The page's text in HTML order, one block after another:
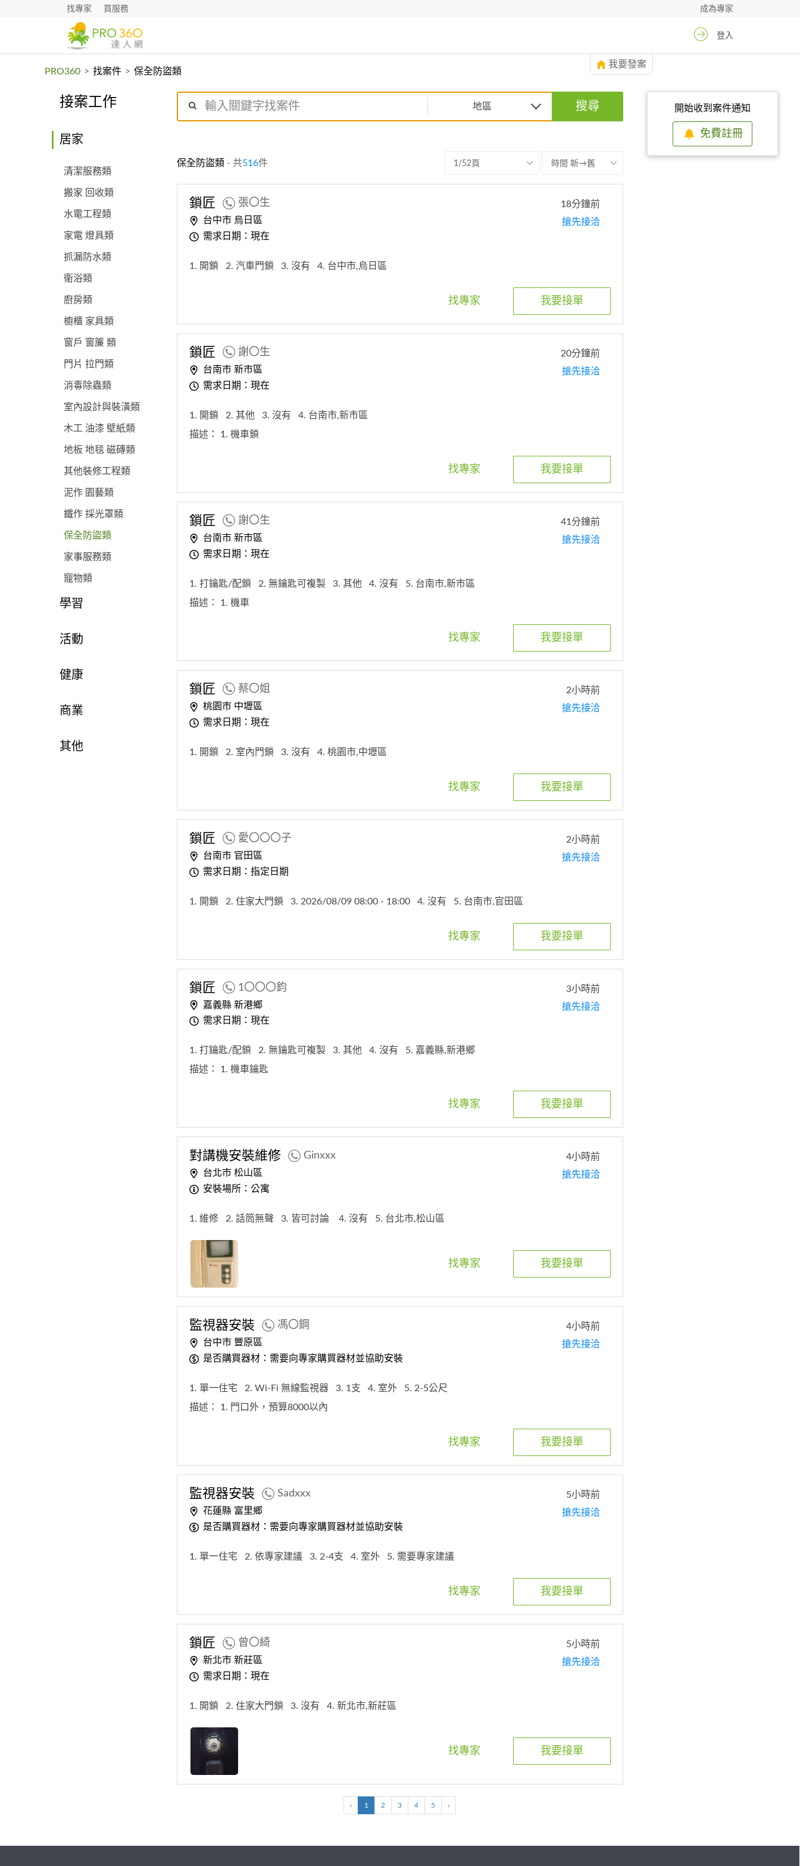
找專家 買服務 成為專家
登入
PRO360 > 找案件 > 保全防盜類
我要發案
接案工作
居家
清潔服務類
搬家 回收類
水電工程類
家電 燈具類
抓漏防水類
衛浴類
廚房類
櫥櫃 家具類
窗戶 窗簾 類
門片 拉門類
消毒除蟲類
室內設計與裝潢類
木工 油漆 壁紙類
地板 地毯 磁磚類
其他裝修工程類
泥作 園藝類
鐵作 採光罩類
保全防盜類
家事服務類
寵物類
學習
活動
健康
商業
其他
開始收到案件通知
免費註冊
地區 搜尋
保全防盜類 - 共516件 1/52頁 時間 新→舊
鎖匠 張〇生
台中市 烏日區
需求日期：現在
18分鐘前
搶先接洽
1. 開鎖 2. 汽車門鎖 3. 沒有 4. 台中市,烏日區
我要接單
找專家
鎖匠 謝〇生
台南市 新市區
需求日期：現在
20分鐘前
搶先接洽
1. 開鎖 2. 其他 3. 沒有
4. 台南市,新市區
描述： 1. 機車鎖
我要接單
找專家
鎖匠 謝〇生
台南市 新市區
需求日期：現在
41分鐘前
搶先接洽
1. 打鑰匙/配鎖 2. 無鑰匙可複製 3. 其他 4. 沒有
5. 台南市,新市區
描述： 1. 機車
我要接單
找專家
鎖匠 蔡〇姐
桃園市 中壢區
需求日期：現在
2小時前
搶先接洽
1. 開鎖 2. 室內門鎖 3. 沒有 4. 桃園市,中壢區
我要接單
找專家
鎖匠 愛〇〇〇子
台南市 官田區
需求日期：指定日期
2小時前
搶先接洽
1. 開鎖 2. 住家大門鎖 3. 2026/08/09 08:00 - 18:00 4. 沒有 5. 台南市,官田區
我要接單
找專家
鎖匠 1〇〇〇鈞
嘉義縣 新港鄉
需求日期：現在
3小時前
搶先接洽
1. 打鑰匙/配鎖 2. 無鑰匙可複製 3. 其他 4. 沒有
5. 嘉義縣,新港鄉
描述： 1. 機車鑰匙
我要接單
找專家
對講機安裝維修 Ginxxx
台北市 松山區
安裝場所：公寓
4小時前
搶先接洽
1. 維修 2. 話筒無聲 3. 皆可討論 4. 沒有 5. 台北市,松山區
我要接單
找專家
監視器安裝 馮〇鋼
台中市 豐原區
是否購買器材：需要向專家購買器材並協助安裝
4小時前
搶先接洽
1. 單一住宅 2. Wi-Fi 無線監視器 3. 1支 4. 室外
5. 2-5公尺
描述： 1. 門口外，預算8000以內
我要接單
找專家
監視器安裝 Sadxxx
花蓮縣 富里鄉
是否購買器材：需要向專家購買器材並協助安裝
5小時前
搶先接洽
1. 單一住宅 2. 依專家建議 3. 2-4支 4. 室外 5. 需要專家建議
我要接單
找專家
鎖匠 曾〇綺
新北市 新莊區
需求日期：現在
5小時前
搶先接洽
1. 開鎖 2. 住家大門鎖 3. 沒有 4. 新北市,新莊區
我要接單
找專家
‹ 1 2 3 4 5 ›